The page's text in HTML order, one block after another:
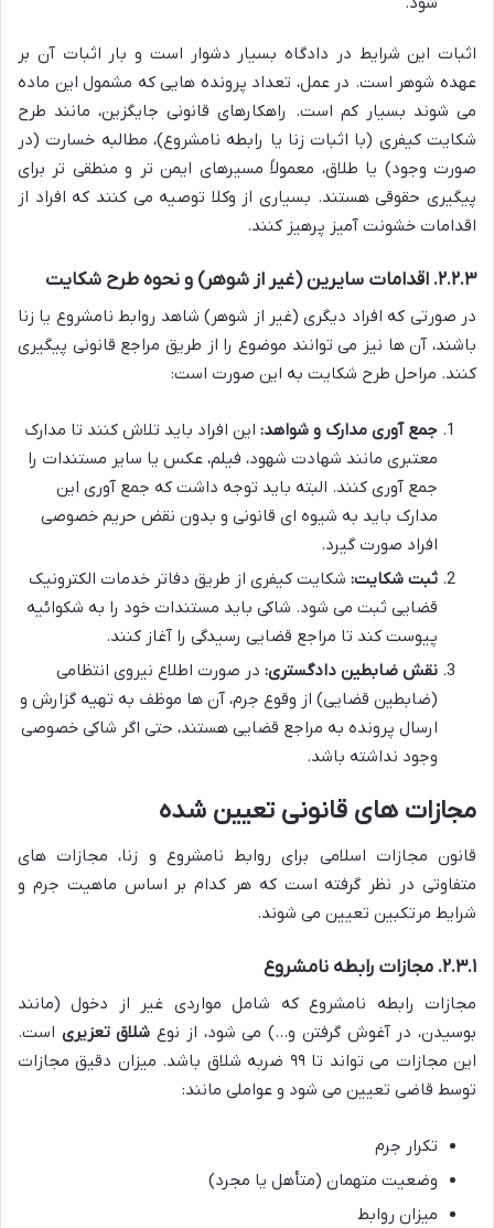
اثبات این شرایط در دادگاه بسیار دشوار است و بار اثبات آن بر
عهده شوهر است. در عمل، تعداد پرونده هایی که مشمول این ماده
می شوند بسیار کم است. راهکارهای قانونی جایگزین، مانند طرح
شکایت کیفری (با اثبات زنا یا رابطه نامشروع)، مطالبه خسارت (در
صورت وجود) یا طلاق، معمولاً مسیرهای ایمن تر و منطقی تر برای
پیگیری حقوقی هستند. بسیاری از وکلا توصیه می کنند که افراد از
اقدامات خشونت آمیز پرهیز کنند.
۲.۲.۳. اقدامات سایرین (غیر از شوهر) و نحوه طرح شکایت
در صورتی که افراد دیگری (غیر از شوهر) شاهد روابط نامشروع یا زنا
باشند، آن ها نیز می توانند موضوع را از طریق مراجع قانونی پیگیری
کنند. مراحل طرح شکایت به این صورت است:
جمع آوری مدارک و شواهد: این افراد باید تلاش کنند تا مدارک
معتبری مانند شهادت شهود، فیلم، عکس یا سایر مستندات را
جمع آوری کنند. البته باید توجه داشت که جمع آوری این
مدارک باید به شیوه ای قانونی و بدون نقض حریم خصوصی
افراد صورت گیرد.
ثبت شکایت: شکایت کیفری از طریق دفاتر خدمات الکترونیک
قضایی ثبت می شود. شاکی باید مستندات خود را به شکوائیه
پیوست کند تا مراجع قضایی رسیدگی را آغاز کنند.
نقش ضابطین دادگستری: در صورت اطلاع نیروی انتظامی
(ضابطین قضایی) از وقوع جرم، آن ها موظف به تهیه گزارش و
ارسال پرونده به مراجع قضایی هستند، حتی اگر شاکی خصوصی
وجود نداشته باشد.
مجازات های قانونی تعیین شده
قانون مجازات اسلامی برای روابط نامشروع و زنا، مجازات های
متفاوتی در نظر گرفته است که هر کدام بر اساس ماهیت جرم و
شرایط مرتکبین تعیین می شوند.
۲.۳.۱. مجازات رابطه نامشروع
مجازات رابطه نامشروع که شامل مواردی غیر از دخول (مانند
بوسیدن، در آغوش گرفتن و…) می شود، از نوع شلاق تعزیری است.
این مجازات می تواند تا ۹۹ ضربه شلاق باشد. میزان دقیق مجازات
توسط قاضی تعیین می شود و عواملی مانند:
تکرار جرم
وضعیت متهمان (متأهل یا مجرد)
میزان روابط